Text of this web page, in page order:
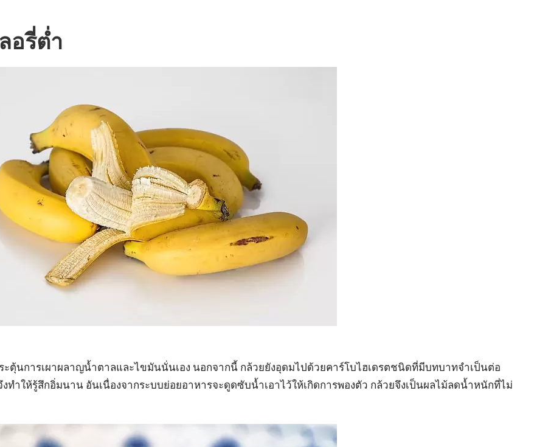
อรี่ต่ำ
ะตุ้นการเผาผลาญน้ำตาลและไขมันนั่นเอง นอกจากนี้ กล้วยยังอุดมไปด้วยคาร์โบไฮเดรตชนิดที่มีบทบาทจำเป็นต่อ
ำให้รู้สึกอิ่มนาน อันเนื่องจากระบบย่อยอาหารจะดูดซับน้ำเอาไว้ให้เกิดการพองตัว กล้วยจึงเป็นผลไม้ลดน้ำหนักที่ไม่